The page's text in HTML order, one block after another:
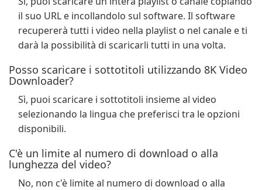
il suo URL e incollandolo sul software. Il software
recupererà tutti i video nella playlist o nel canale e ti
darà la possibilità di scaricarli tutti in una volta.
Posso scaricare i sottotitoli utilizzando 8K Video
Downloader?
Sì, puoi scaricare i sottotitoli insieme al video
selezionando la lingua che preferisci tra le opzioni
disponibili.
C'è un limite al numero di download o alla
lunghezza del video?
No, non c'è limite al numero di download o alla